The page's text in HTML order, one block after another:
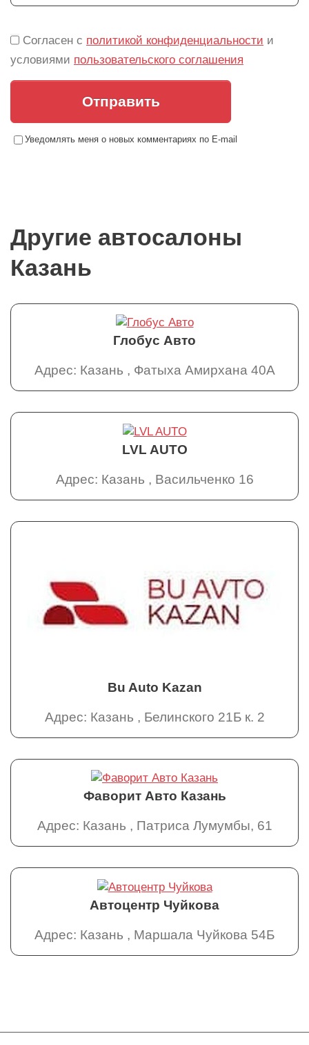
Согласен с политикой конфиденциальности и
условиями пользовательского соглашения
Отправить
Уведомлять меня о новых комментариях по E-mail
Другие автосалоны
Казань
Глобус Авто
Адрес: Казань , Фатыха Амирхана 40А
LVL AUTO
Адрес: Казань , Васильченко 16
Bu Auto Kazan
Адрес: Казань , Белинского 21Б к. 2
Фаворит Авто Казань
Адрес: Казань , Патриса Лумумбы, 61
Автоцентр Чуйкова
Адрес: Казань , Маршала Чуйкова 54Б